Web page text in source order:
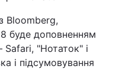
Bloomberg,
буде доповненням
"Нотаток" і
і підсумовування